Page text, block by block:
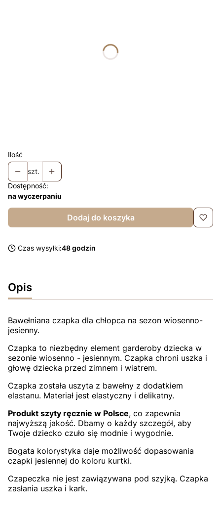
Ilość
szt.
Dostępność:
na wyczerpaniu
Dodaj do koszyka
Czas wysyłki:48 godzin
Opis
Bawełniana czapka dla chłopca na sezon wiosenno-
jesienny.
Czapka to niezbędny element garderoby dziecka w
sezonie wiosenno - jesiennym. Czapka chroni uszka i
głowę dziecka przed zimnem i wiatrem.
Czapka została uszyta z bawełny z dodatkiem
elastanu. Materiał jest elastyczny i delikatny.
Produkt szyty ręcznie w Polsce, co zapewnia
najwyższą jakość. Dbamy o każdy szczegół, aby
Twoje dziecko czuło się modnie i wygodnie.
Bogata kolorystyka daje możliwość dopasowania
czapki jesiennej do koloru kurtki.
Czapeczka nie jest zawiązywana pod szyjką. Czapka
zasłania uszka i kark.